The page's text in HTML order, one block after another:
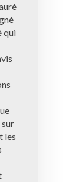
qui
les